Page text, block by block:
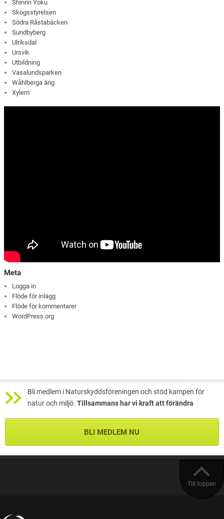
Shinrin Yoku
Skogsstyrelsen
Södra Råstabäcken
Sundbyberg
Ulriksdal
Ursvik
Utbildning
Vasalundsparken
Wåhlberga äng
Xylem
Meta
Logga in
Flöde för inlägg
Flöde för kommentarer
WordPress.org
Bli medlem i Naturskyddsföreningen och stöd kampen för
natur och miljö. Tillsammans har vi kraft att förändra
BLI MEDLEM NU
Till toppen